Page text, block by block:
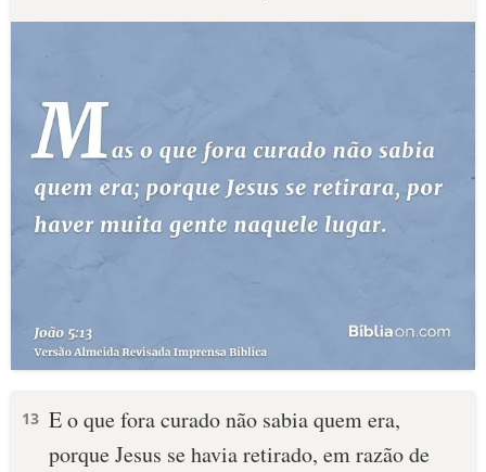
13 E o que fora curado não sabia quem era,
porque Jesus se havia retirado, em razão de